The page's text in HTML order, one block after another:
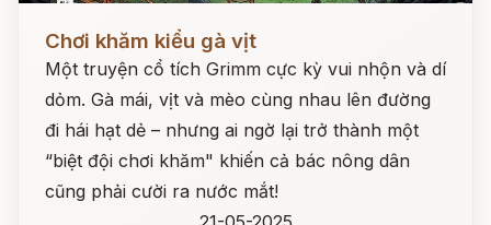
Chơi khăm kiểu gà vịt
Một truyện cổ tích Grimm cực kỳ vui nhộn và dí
dỏm. Gà mái, vịt và mèo cùng nhau lên đường
đi hái hạt dẻ – nhưng ai ngờ lại trở thành một
“biệt đội chơi khăm" khiến cả bác nông dân
cũng phải cười ra nước mắt!